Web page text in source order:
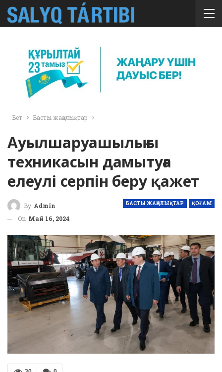
Бет Басты жаңалықтар
Ауылшаруашылығы
техникасын дамытуға
елеулі серпін беру қажет
БАСТЫ ЖАҢАЛЫҚТАР ҚОҒАМ
By Admin
On Май 16, 2024